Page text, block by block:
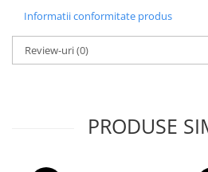
Informatii conformitate produs
Review-uri(0)
PRODUSE